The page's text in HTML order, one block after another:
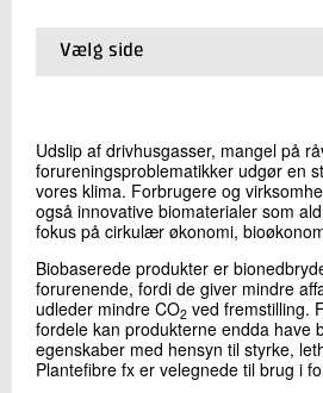
Send
Vælg side
01.Produktudvikling ud fra
Udslip af drivhusgasser, mangel på
forureningsproblematikker udgør en
vores klima. Forbrugere og
også innovative biomaterialer som
fokus på cirkulær økonomi,
Biobaserede produkter er
forurenende, fordi de giver mindre
udleder mindre CO2 ved fremstilling.
fordele kan produkterne endda have
egenskaber med hensyn til styrke,
Plantefibre fx er velegnede til brug i